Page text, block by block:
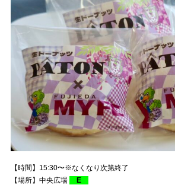
【時間】15:30〜※なくなり次第終了
【場所】中央広場
E